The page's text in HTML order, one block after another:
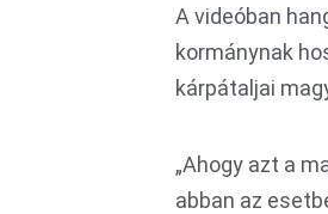
A videóban
kormánynak
kárpátaljai
„Ahogy azt a
abban az